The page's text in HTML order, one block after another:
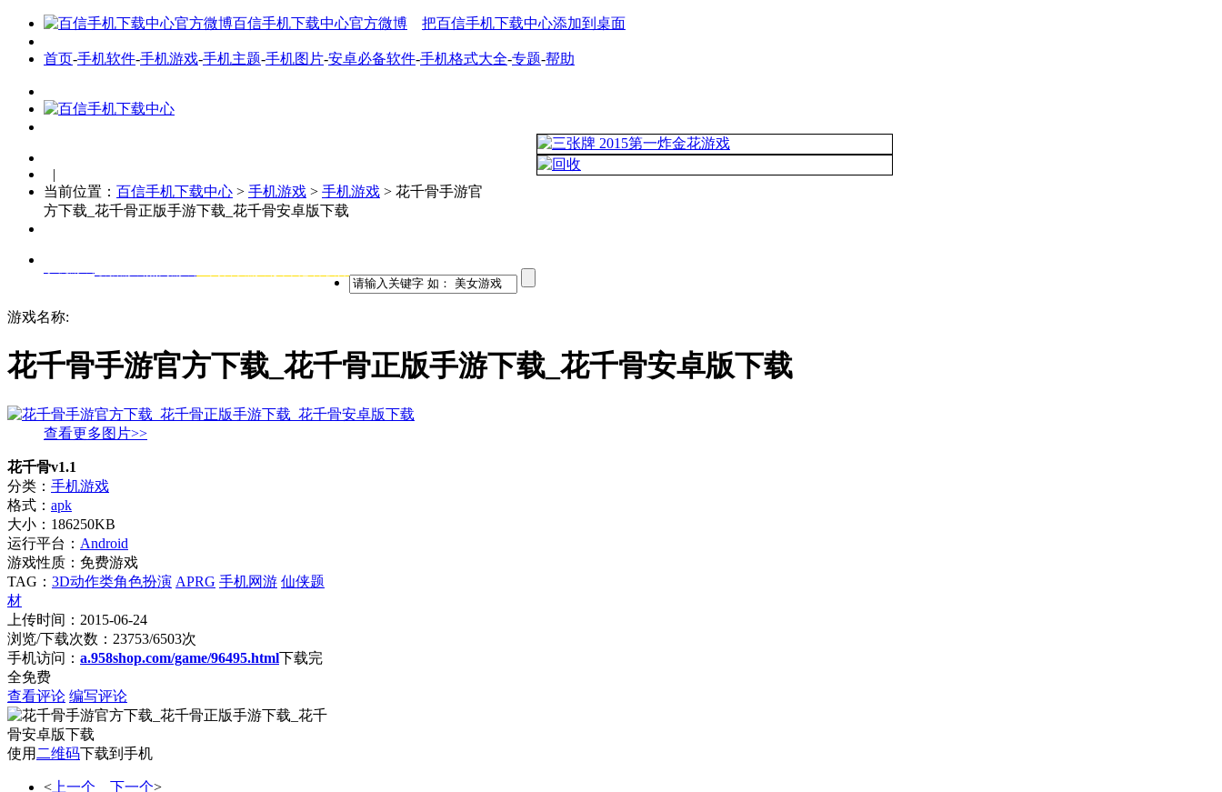
百信手机下载中心官方微博 把百信手机下载中心添加到桌面
首页-手机软件-手机游戏-手机主题-手机图片-安卓必备软件-手机格式大全-专题-帮助
|
当前位置： 百信手机下载中心 > 手机游戏 > 手机游戏 > 花千骨手游官
方下载_花千骨正版手游下载_花千骨安卓版下载
游戏名称:
花千骨手游官方下载_花千骨正版手游下载_花千骨安卓版下载
查看更多图片>>
花千骨v1.1
分类： 手机游戏
格式： apk
大小：186250KB
运行平台： Android
游戏性质：免费游戏
TAG： 3D动作类角色扮演 APRG 手机网游 仙侠题
材
上传时间：2015-06-24
浏览/下载次数：23753/6503次
手机访问： a.958shop.com/game/96495.html下载完
全免费
查看评论 编写评论
使用 二维码下载到手机
< 上一个 下一个>